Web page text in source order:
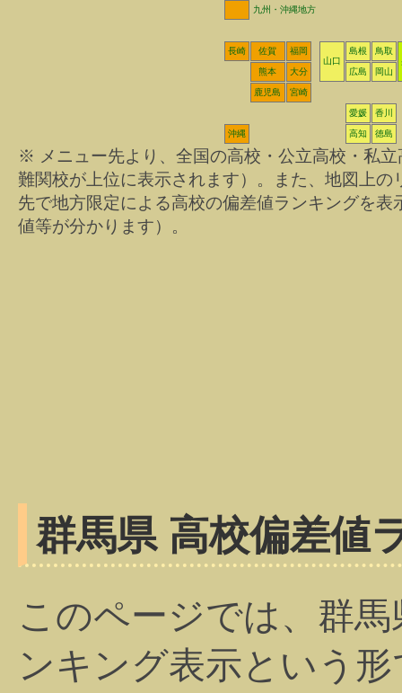
九州・沖縄地方
長崎 佐賀
福岡
山口
島根
鳥取
熊本
大分 広島 岡山
鹿児島 宮崎
愛媛 香川
沖縄 高知 徳島
※ メニュー先より、全国の高校・公立高校・私
難関校が上位に表示されます）。また、地図上
先で地方限定による高校の偏差値ランキングを
値等が分かります）。
群馬県 高校偏差値
このページでは、群
ンキング表示という